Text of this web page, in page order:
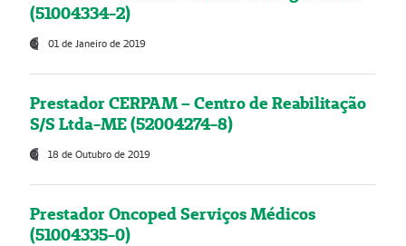
(51004334-2)
01 de Janeiro de 2019
Prestador CERPAM – Centro de Reabilitação
S/S Ltda-ME (52004274-8)
18 de Outubro de 2019
Prestador Oncoped Serviços Médicos
(51004335-0)